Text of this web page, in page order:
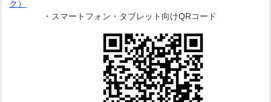
ク）
・スマートフォン・タブレット向けQRコード